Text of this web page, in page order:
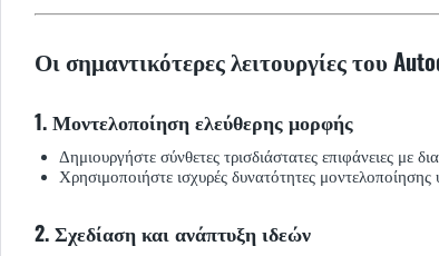
Οι σημαντικότερες λειτουργίες του
1. Μοντελοποίηση ελεύθερης μορφής
Δημιουργήστε σύνθετες τρισδιάστατες επιφάνειες με
Χρησιμοποιήστε ισχυρές δυνατότητες
2. Σχεδίαση και ανάπτυξη ιδεών